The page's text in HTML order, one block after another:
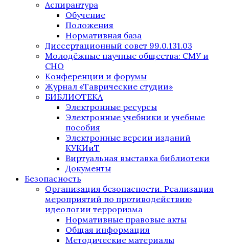
Аспирантура
Обучение
Положения
Нормативная база
Диссертационный совет 99.0.131.03
Молодёжные научные общества: СМУ и
СНО
Конференции и форумы
Журнал «Таврические студии»
БИБЛИОТЕКА
Электронные ресурсы
Электронные учебники и учебные
пособия
Электронные версии изданий
КУКИиТ
Виртуальная выставка библиотеки
Документы
Безопасность
Организация безопасности. Реализация
мероприятий по противодействию
идеологии терроризма
Нормативные правовые акты
Общая информация
Методические материалы